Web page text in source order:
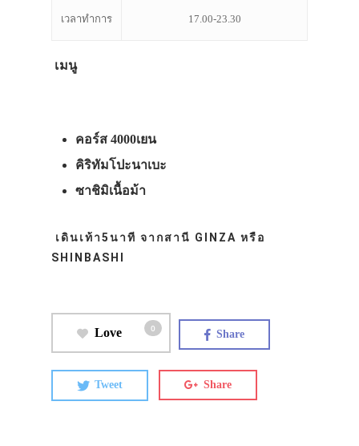
เวลาทำการ 17.00-23.30
เมนู
คอร์ส 4000เยน
คิริทัมโปะนาเบะ
ซาชิมิเนื้อม้า
เดินเท้า5นาที จากสานี GINZA หรือ
SHINBASHI
Love 0 Share
Tweet Share